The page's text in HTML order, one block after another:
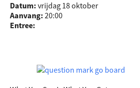
Datum: vrijdag 18 oktober
Aanvang: 20:00
Entree: